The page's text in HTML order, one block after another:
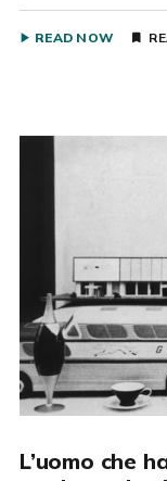
READ NOW
L’uomo che